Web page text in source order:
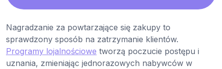
Nagradzanie za powtarzające się zakupy to
sprawdzony sposób na zatrzymanie klientów.
Programy lojalnościowe tworzą poczucie postępu i
uznania, zmieniając jednorazowych nabywców w